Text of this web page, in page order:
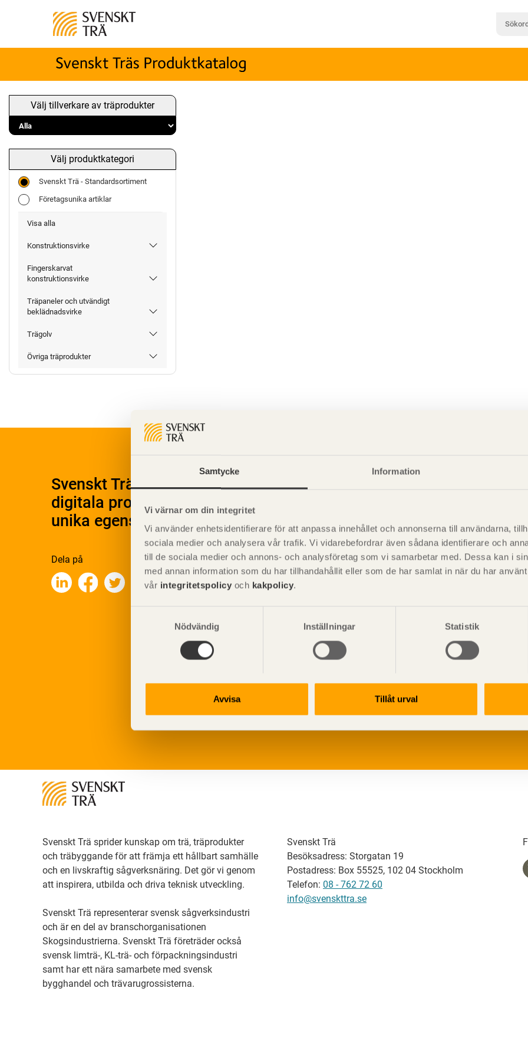
Samtycke Information
Vi värnar om din integritet
Vi använder enhetsidentifierare för att anpassa innehållet och annonserna till användarna,
sociala medier och analysera vår trafik. Vi vidarebefordrar även sådana identifierare och
till de sociala medier och annons- och analysföretag som vi samarbetar med. Dessa kan i
med annan information som du har tillhandahållit eller som de har samlat in när du har
vår integritetspolicy och kakpolicy.
Nödvändig
Inställningar Statistik
Avvisa Tillåt urval
Välj tillverkare av träprodukter
Välj produktkategori
Svenskt Trä - Standardsortiment
Företagsunika artiklar
Visa alla
Konstruktionsvirke
Fingerskarvat
konstruktionsvirke
Träpaneler och utvändigt
beklädnadsvirke
Trägolv
Övriga träprodukter
Svenskt Träs Produktkatalog är svensk sågverksnärings
digitala produktkatalog för att beskriva träprodukter och deras
unika egenskaper.
Dela på
Svenskt Trä sprider kunskap om trä, träprodukter
och träbyggande för att främja ett hållbart samhälle
och en livskraftig sågverksnäring. Det gör vi genom
att inspirera, utbilda och driva teknisk utveckling.
Svenskt Trä representerar svensk sågverksindustri
och är en del av branschorganisationen
Skogsindustrierna. Svenskt Trä företräder också
svensk limträ-, KL-trä- och förpackningsindustri
samt har ett nära samarbete med svensk
bygghandel och trävarugrossisterna.
Svenskt Trä
Besöksadress: Storgatan 19
Postadress: Box 55525, 102 04 Stockholm
Telefon: 08 - 762 72 60
info@svenskttra.se